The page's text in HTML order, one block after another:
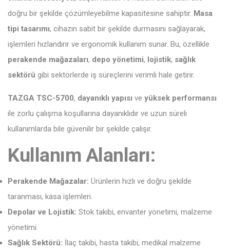
doğru bir şekilde çözümleyebilme kapasitesine sahiptir. Masa
tipi tasarımı, cihazın sabit bir şekilde durmasını sağlayarak,
işlemleri hızlandırır ve ergonomik kullanım sunar. Bu, özellikle
perakende mağazaları, depo yönetimi, lojistik, sağlık
sektörü gibi sektörlerde iş süreçlerini verimli hale getirir.
TAZGA TSC-5700, dayanıklı yapısı ve yüksek performansı
ile zorlu çalışma koşullarına dayanıklıdır ve uzun süreli
kullanımlarda bile güvenilir bir şekilde çalışır.
Kullanım Alanları:
Perakende Mağazalar: Ürünlerin hızlı ve doğru şekilde
taranması, kasa işlemleri.
Depolar ve Lojistik: Stok takibi, envanter yönetimi, malzeme
yönetimi.
Sağlık Sektörü: İlaç takibi, hasta takibi, medikal malzeme